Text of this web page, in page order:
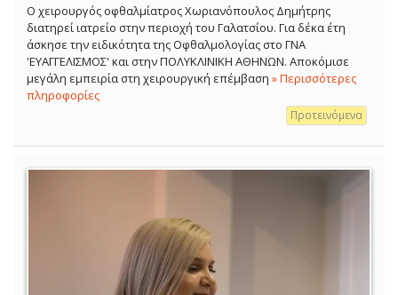
Ο χειρουργός οφθαλμίατρος Χωριανόπουλος Δημήτρης
διατηρεί ιατρείο στην περιοχή του Γαλατσίου. Για δέκα έτη
άσκησε την ειδικότητα της Οφθαλμολογίας στο ΓΝΑ
'ΕΥΑΓΓΕΛΙΣΜΟΣ' και στην ΠΟΛΥΚΛΙΝΙΚΗ ΑΘΗΝΩΝ. Αποκόμισε
μεγάλη εμπειρία στη χειρουργική επέμβαση » Περισσότερες
πληροφορίες
Προτεινόμενα